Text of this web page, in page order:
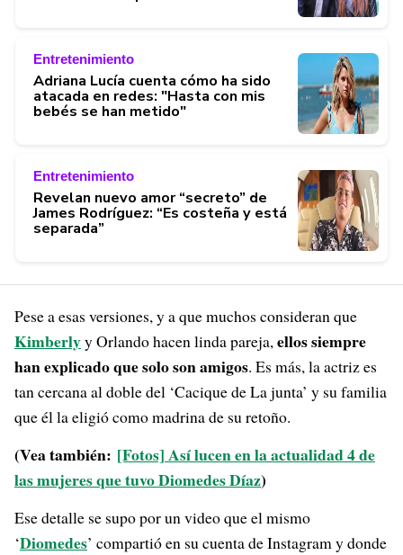
Entretenimiento
Adriana Lucía cuenta cómo ha sido
atacada en redes: "Hasta con mis
bebés se han metido"
Entretenimiento
Revelan nuevo amor “secreto” de
James Rodríguez: “Es costeña y está
separada”
Pese a esas versiones, y a que muchos consideran que
Kimberlyy Orlando hacen linda pareja,ellos siempre
han explicado que solo son amigos. Es más, la actriz es
tan cercana al doble del ‘Cacique de La junta’ y su familia
que él la eligió como madrina de su retoño.
(Vea también: [Fotos] Así lucen en la actualidad 4 de
las mujeres que tuvo Diomedes Díaz)
Ese detalle se supo por un video que el mismo
‘Diomedes’ compartió en su cuenta de Instagram y donde